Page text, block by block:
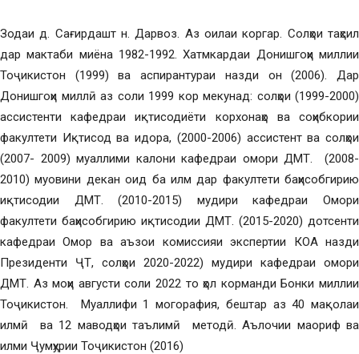
Зодаи д. Сағирдашт н. Дарвоз. Аз оилаи коргар. Солҳои таҳсил
дар мактаби миёна 1982-1992. Хатмкардаи Донишгоҳи миллии
Тоҷикистон (1999) ва аспирантураи назди он (2006). Дар
Донишгоҳи миллӣ аз соли 1999 кор мекунад: солҳои (1999-2000)
ассистенти кафедраи иқтисодиёти корхонаҳо ва соҳибкории
факултети Иқтисод ва идора, (2000-2006) ассистент ва солҳои
(2007- 2009) муаллими калони кафедраи омори ДМТ. (2008-
2010) муовини декан оид ба илм дар факултети баҳисобгирию
иқтисодии ДМТ. (2010-2015) мудири кафедраи Омори
факултети баҳисобгирию иқтисодии ДМТ. (2015-2020) дотсенти
кафедраи Омор ва аъзои комиссияи экспертии КОА назди
Президенти ҶТ, солҳои 2020-2022) мудири кафедраи омори
ДМТ. Аз моҳи августи соли 2022 то ҳол корманди Бонки миллии
Тоҷикистон. Муаллифи 1 могорафия, бештар аз 40 мақолаи
илмӣ ва 12 маводҳои таълимӣ методӣ. Аълочии маориф ва
илми Ҷумҳурии Тоҷикистон (2016)